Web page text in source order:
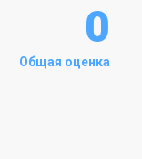
0
Общая оценка